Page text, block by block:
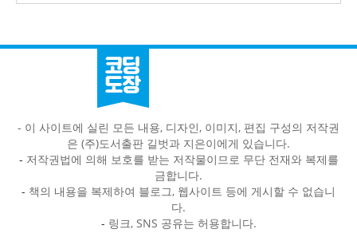
- 이 사이트에 실린 모든 내용, 디자인, 이미지, 편집 구성의 저작권
은 (주)도서출판 길벗과 지은이에게 있습니다.
- 저작권법에 의해 보호를 받는 저작물이므로 무단 전재와 복제를
금합니다.
- 책의 내용을 복제하여 블로그, 웹사이트 등에 게시할 수 없습니
다.
- 링크, SNS 공유는 허용합니다.